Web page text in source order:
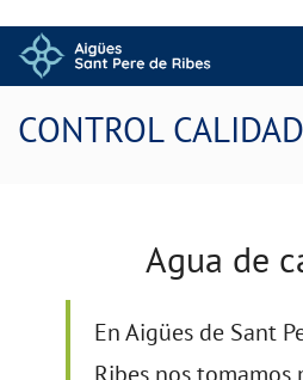
CONTROL
Agua de
En Aigües de Sant